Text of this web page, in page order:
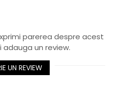
parerea despre acest
un review.
UN REVIEW